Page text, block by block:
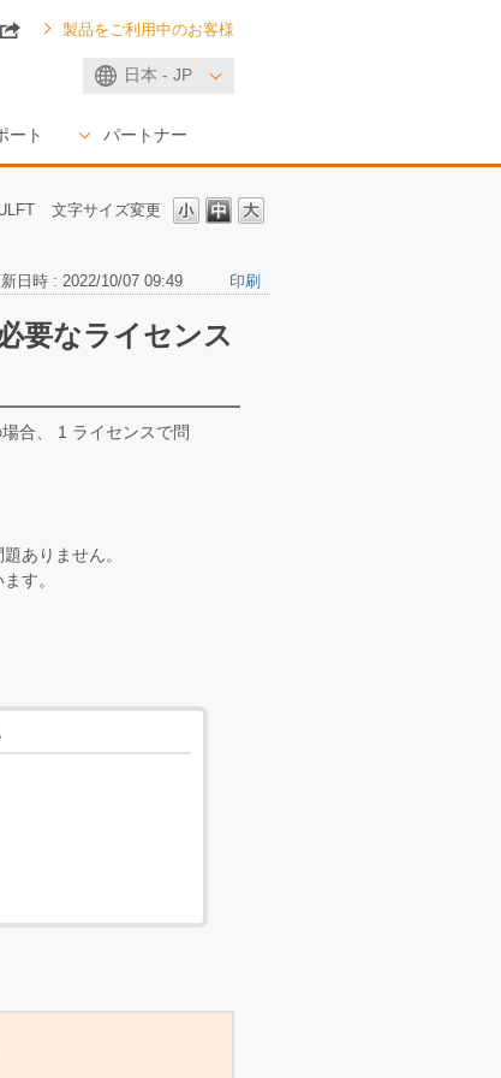
日本 - JP
ート パートナー
製品をご利用中のお客様
文字サイズ変更
日時 : 2022/10/07 09:49 印刷
要なライセンス
合、 1 ライセンスで問
ありません。
す。